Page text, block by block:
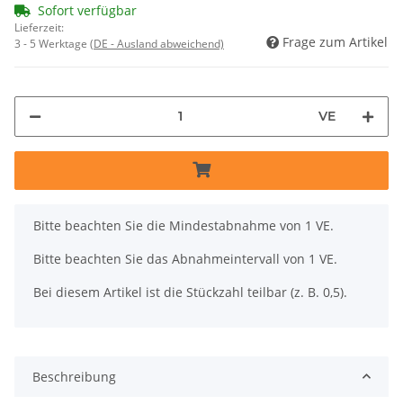
Sofort verfügbar
Lieferzeit:
3 - 5 Werktage (DE - Ausland abweichend) Frage zum Artikel
VE
x
Bitte beachten Sie die Mindestabnahme von 1 VE.
Bitte beachten Sie das Abnahmeintervall von 1 VE.
Bei diesem Artikel ist die Stückzahl teilbar (z. B. 0,5).
Beschreibung